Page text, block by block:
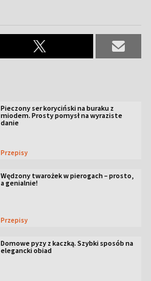
Pieczony ser koryciński na buraku z
miodem. Prosty pomysł na wyraziste
danie
Przepisy
Wędzony twarożek w pierogach – prosto,
a genialnie!
Przepisy
Domowe pyzy z kaczką. Szybki sposób na
elegancki obiad